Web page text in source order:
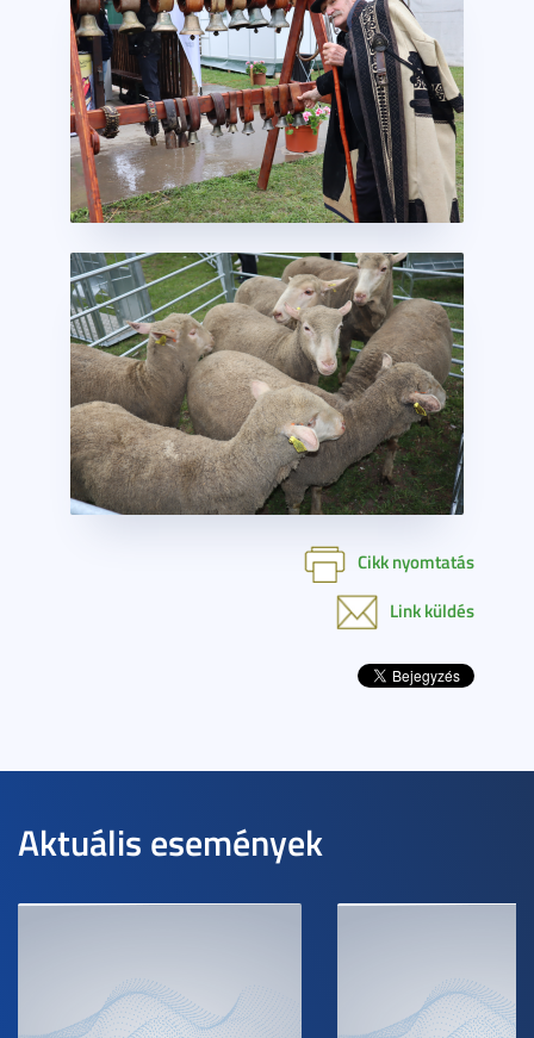
Cikk nyomtatás
Link küldés
Aktuális események